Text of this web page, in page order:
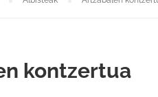
kontzertua